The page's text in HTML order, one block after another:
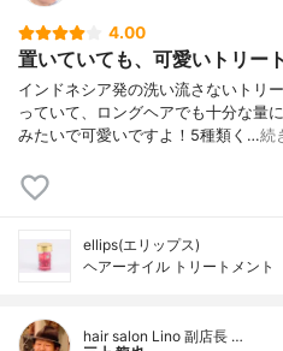
4.00
置いていても、可愛いトリー
インドネシア発の洗い流さないトリ
っていて、ロングヘアでも十分な量
みたいで可愛いですよ！5種類く…続
ellips(エリップス)
ヘアーオイル トリートメント
hair salon Lino 副店長 …